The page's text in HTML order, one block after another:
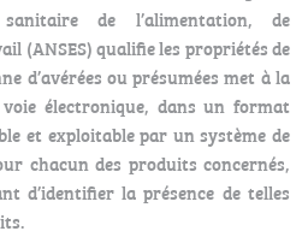
de l’alimentation, de
(ANSES) qualifie les propriétés de
d’avérées ou présumées met à la
électronique, dans un format
et exploitable par un système de
chacun des produits concernés,
d’identifier la présence de telles